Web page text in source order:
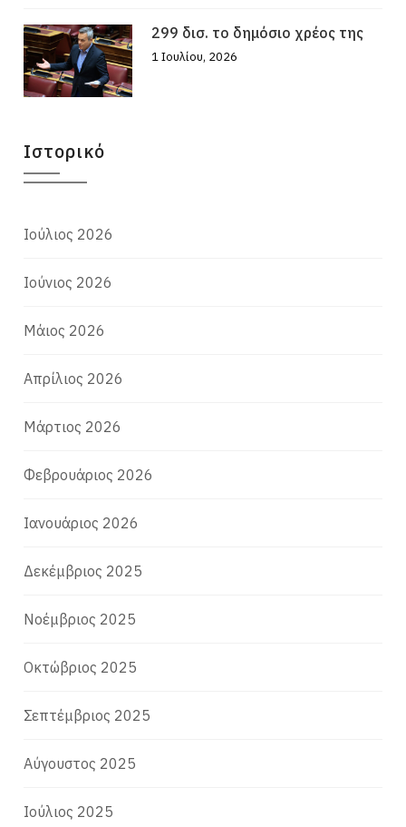
299 δισ. το δημόσιο χρέος της
1 Ιουλίου, 2026
Ιστορικό
Ιούλιος 2026
Ιούνιος 2026
Μάιος 2026
Απρίλιος 2026
Μάρτιος 2026
Φεβρουάριος 2026
Ιανουάριος 2026
Δεκέμβριος 2025
Νοέμβριος 2025
Οκτώβριος 2025
Σεπτέμβριος 2025
Αύγουστος 2025
Ιούλιος 2025